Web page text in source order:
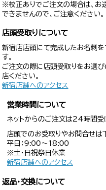
※校正ありでご注文の場合は、お
できませんので、ご注意ください。
店頭受取りについて
新宿店店頭にて完成したお名刺
す。
ご注文の際に店頭受取りをお選
店ください。
新宿店舗へのアクセス
営業時間について
ネットからのご注文は24時間受
店頭でのお受取りやお問合せは
平日：9:00〜18:00
※土・日祝祭日休業
新宿店舗へのアクセス
返品・交換について